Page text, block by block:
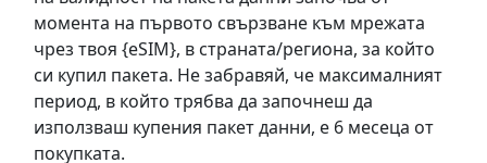
момента на първото свързване към мрежата
чрез твоя {eSIM}, в страната/региона, за който
си купил пакета. Не забравяй, че максималният
период, в който трябва да започнеш да
използваш купения пакет данни, е 6 месеца от
покупката.